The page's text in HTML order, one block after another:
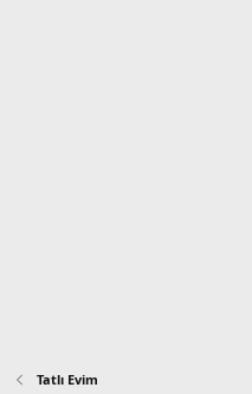
Tatlı Evim